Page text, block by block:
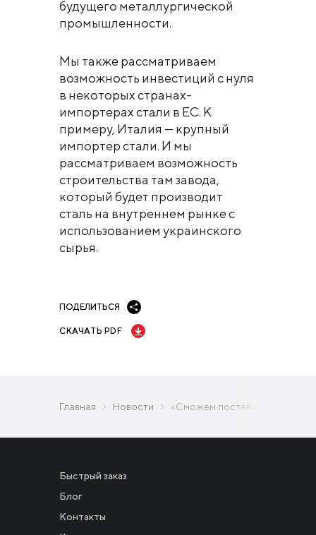
будущего металлургической
промышленности.
Мы также рассматриваем
возможность инвестиций с нуля
в некоторых странах-
импортерах стали в ЕС. К
примеру, Италия — крупный
импортер стали. И мы
рассматриваем возможность
строительства там завода,
который будет производит
сталь на внутреннем рынке с
использованием украинского
сырья.
ПОДЕЛИТЬСЯ
СКАЧАТЬ PDF
Главная Новости «Сможем поставить
Быстрый заказ
Блог
Контакты